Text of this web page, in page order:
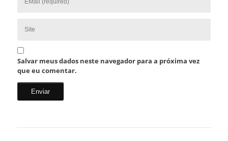
Salvar meus dados neste navegador para a próxima vez
que eu comentar.